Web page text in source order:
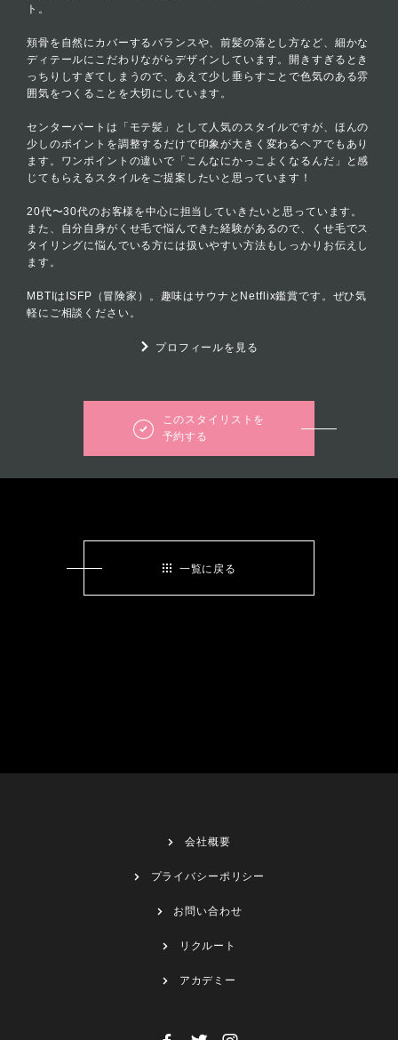
ト。
頬骨を自然にカバーするバランスや、前髪の落とし方など、細かな
ディテールにこだわりながらデザインしています。開きすぎるとき
っちりしすぎてしまうので、あえて少し垂らすことで色気のある雰
囲気をつくることを大切にしています。
センターパートは「モテ髪」として人気のスタイルですが、ほんの
少しのポイントを調整するだけで印象が大きく変わるヘアでもあり
ます。ワンポイントの違いで「こんなにかっこよくなるんだ」と感
じてもらえるスタイルをご提案したいと思っています！
20代〜30代のお客様を中心に担当していきたいと思っています。
また、自分自身がくせ毛で悩んできた経験があるので、くせ毛でス
タイリングに悩んでいる方には扱いやすい方法もしっかりお伝えし
ます。
MBTIはISFP（冒険家）。趣味はサウナとNetflix鑑賞です。ぜひ気
軽にご相談ください。
プロフィールを見る
このスタイリストを
予約する
一覧に戻る
会社概要
プライバシーポリシー
お問い合わせ
リクルート
アカデミー